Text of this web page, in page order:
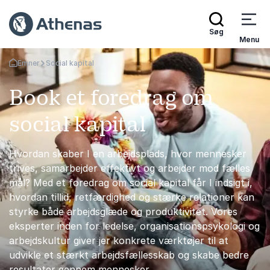
Søg
Menu
Tilbage til forsiden
Emner Social kapital
Book et foredrag om
social kapital
Hvordan skaber I en arbejdsplads, hvor mennesker
trives, samarbejder effektivt og arbejder mod fælles
mål? Med et foredrag om social kapital får I indsigt i,
hvordan tillid, retfærdighed og stærke relationer kan
styrke både arbejdsglæde og produktivitet. Vores
eksperter inden for ledelse, organisationspsykologi og
arbejdskultur giver jer konkrete værktøjer til at
udvikle et stærkt arbejdsfællesskab og skabe bedre